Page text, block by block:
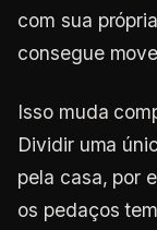
com sua
consegue
Isso muda
Dividir uma
pela casa, por
os pedaços